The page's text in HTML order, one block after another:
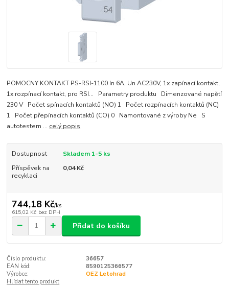
POMOCNY KONTAKT PS-RSI-1100 In 6A, Un AC230V, 1x zapínací kontakt,
1x rozpínací kontakt, pro RSI... Parametry produktu Dimenzované napětí
230 V Počet spínacích kontaktů (NO) 1 Počet rozpínacích kontaktů (NC)
1 Počet přepínacích kontaktů (CO) 0 Namontované z výroby Ne S
autotestem ... celý popis
Dostupnost
Skladem 1-5 ks
Příspěvek na
recyklaci
0,04 Kč
744,18 Kč/ks
615,02 Kč bez DPH
Přidat do košíku
Číslo produktu:
36657
EAN kód:
8590125366577
Výrobce:
OEZ Letohrad
Hlídat tento produkt